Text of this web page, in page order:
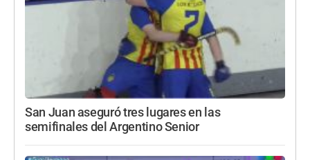
San Juan aseguró tres lugares en las
semifinales del Argentino Senior